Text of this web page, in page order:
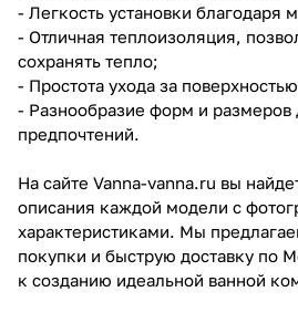
- Легкость установки благодаря
- Отличная теплоизоляция,
сохранять тепло;
- Простота ухода за
- Разнообразие форм и
предпочтений.
На сайте Vanna-vanna.ru вы
описания каждой модели с
характеристиками. Мы
покупки и быструю доставку по
к созданию идеальной ванной